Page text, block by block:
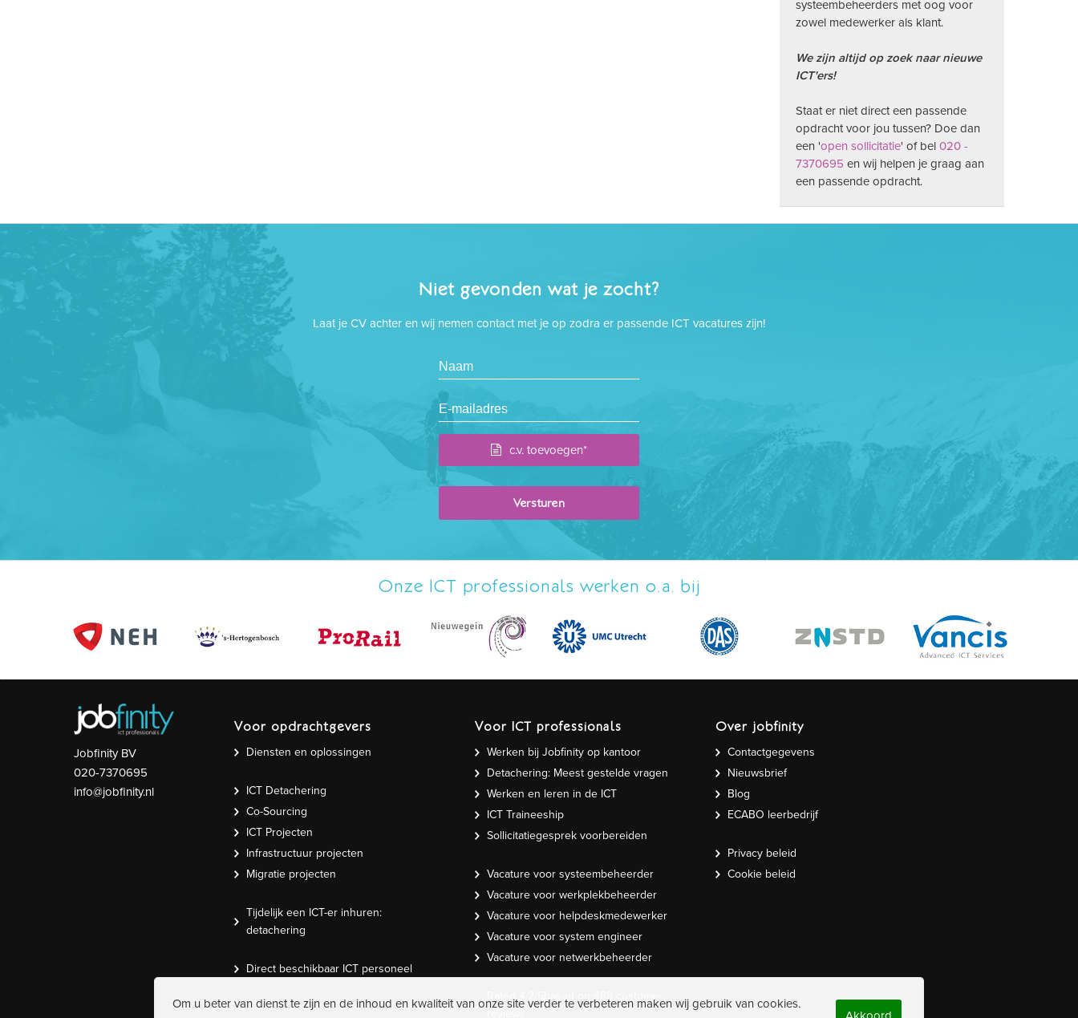
systeembeheerders met oog voor
zowel medewerker als klant.
We zijn altijd op zoek naar nieuwe
ICT'ers!
Staat er niet direct een passende
opdracht voor jou tussen? Doe dan
een 'open sollicitatie' of bel 020 -
7370695 en wij helpen je graag aan
een passende opdracht.
Niet gevonden wat je zocht?
Laat je CV achter en wij nemen contact met je op zodra er passende ICT vacatures zijn!
c.v. toevoegen*
Onze ICT professionals werken o.a. bij
Jobfinity BV
020-7370695
info@jobfinity.nl
Voor opdrachtgevers
Diensten en oplossingen
ICT Detachering
Co-Sourcing
ICT Projecten
Infrastructuur projecten
Migratie projecten
Tijdelijk een ICT-er inhuren:
detachering
Direct beschikbaar ICT personeel
Voor ICT professionals
Werken bij Jobfinity op kantoor
Detachering: Meest gestelde vragen
Werken en leren in de ICT
ICT Traineeship
Sollicitatiegesprek voorbereiden
Vacature voor systeembeheerder
Vacature voor werkplekbeheerder
Vacature voor helpdeskmedewerker
Vacature voor system engineer
Vacature voor netwerkbeheerder
Rated
Over jobfinity
Contactgegevens
Nieuwsbrief
Blog
ECABO leerbedrijf
Privacy beleid
Cookie beleid
Om u beter van dienst te zijn en de inhoud en kwaliteit van onze site verder te verbeteren maken wij gebruik van cookies.